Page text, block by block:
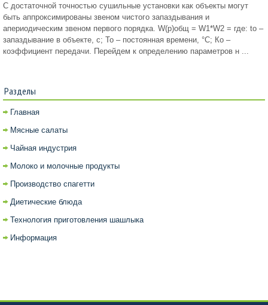
С достаточной точностью сушильные установки как объекты могут
быть аппроксимированы звеном чистого запаздывания и
апериодическим звеном первого порядка. W(p)общ = W1*W2 = где: tо –
запаздывание в объекте, с; То – постоянная времени, °С; Ко –
коэффициент передачи. Перейдем к определению параметров н ...
Разделы
Главная
Мясные салаты
Чайная индустрия
Молоко и молочные продукты
Производство спагетти
Диетические блюда
Технология приготовления шашлыка
Информация